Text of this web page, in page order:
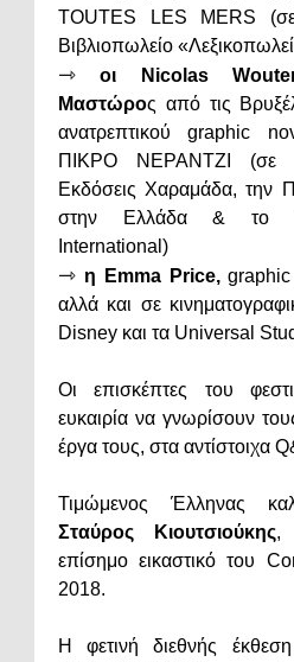
TOUTES LES MERS
Βιβλιοπωλείο
⇾
οι Nicolas
Μαστώρος από τις
ανατρεπτικού graphic
ΠΙΚΡΟ ΝΕΡΑΝΤΖΙ (σε
Εκδόσεις Χαραμάδα, την
στην Ελλάδα & το
International)
⇾ η Emma Price,graphic
αλλά και σε
Disney και τα Universal
Οι επισκέπτες του
ευκαιρία να γνωρίσουν
έργα τους, στα αντίστοιχα
Τιμώμενος Έλληνας
Σταύρος Κιουτσιούκης,
επίσημο εικαστικό του
2018.
Η φετινή διεθνής